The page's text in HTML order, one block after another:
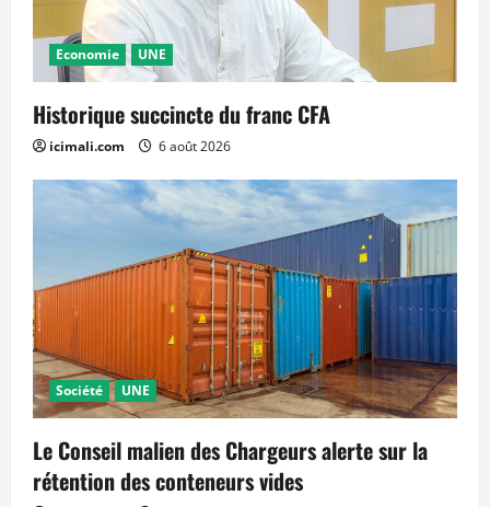
Economie UNE
Historique succincte du franc CFA
icimali.com 6 août 2026
Société UNE
Le Conseil malien des Chargeurs alerte sur la
rétention des conteneurs vides